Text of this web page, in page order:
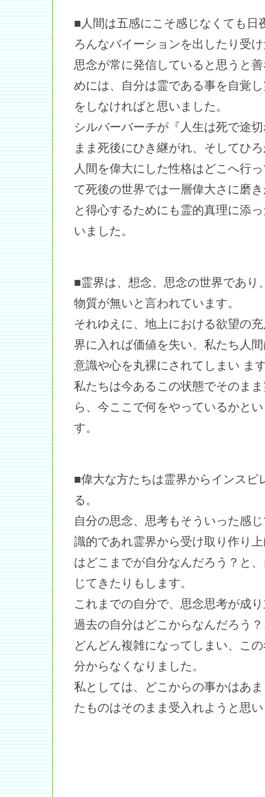
■人間は五感にこそ感じなくても日
ろんなバイーションを出したり受
思念が常に発信していると思うと
めには、自分は霊である事を自覚
をしなければと思いました。
シルバーバーチが『人生は死で途
まま死後にひき継がれ、そしてひ
人間を偉大にした性格はどこへ行
て死後の世界では一層偉大さに磨
と得心するためにも霊的真理に添
いました。
■霊界は、想念、思念の世界であり
物質が無いと言われています。
それゆえに、地上における欲望の
界に入れば価値を失い、私たち人
意識や心を丸裸にされてしまい ま
私たちは今あるこの状態でそのま
ら、今ここで何をやっているかと
す。
■偉大な方たちは霊界からインスピ
る。
自分の思念、思考もそういった感
識的であれ霊界から受け取り作り
はどこまでが自分なんだろう？と
じてきたりもします。
これまでの自分で、思念思考が成
過去の自分はどこからなんだろう
どんどん複雑になってしまい、こ
分からなくなりました。
私としては、どこからの事かはあ
たものはそのまま受入れようと思